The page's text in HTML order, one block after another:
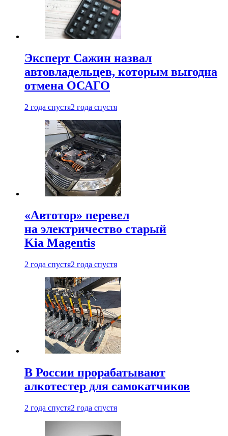
Эксперт Сажин назвал
автовладельцев, которым выгодна
отмена ОСАГО
2 года спустя2 года спустя
«Автотор» перевел
на электричество старый
Kia Magentis
2 года спустя2 года спустя
В России прорабатывают
алкотестер для самокатчиков
2 года спустя2 года спустя